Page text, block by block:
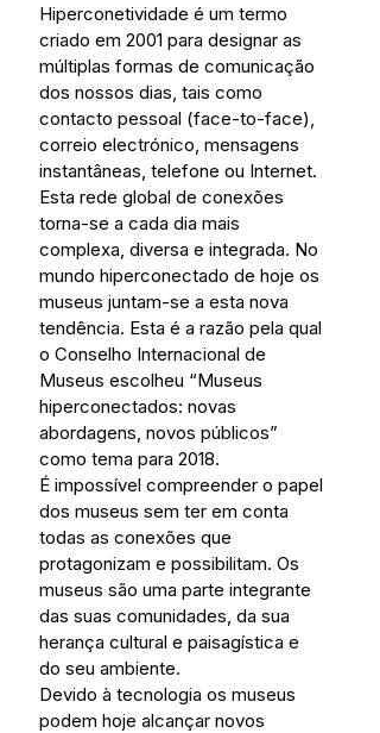
Hiperconetividade é um termo
criado em 2001 para designar as
múltiplas formas de comunicação
dos nossos dias, tais como
contacto pessoal (face-to-face),
correio electrónico, mensagens
instantâneas, telefone ou Internet.
Esta rede global de conexões
torna-se a cada dia mais
complexa, diversa e integrada. No
mundo hiperconectado de hoje os
museus juntam-se a esta nova
tendência. Esta é a razão pela qual
o Conselho Internacional de
Museus escolheu “Museus
hiperconectados: novas
abordagens, novos públicos”
como tema para 2018.
É impossível compreender o papel
dos museus sem ter em conta
todas as conexões que
protagonizam e possibilitam. Os
museus são uma parte integrante
das suas comunidades, da sua
herança cultural e paisagística e
do seu ambiente.
Devido à tecnologia os museus
podem hoje alcançar novos